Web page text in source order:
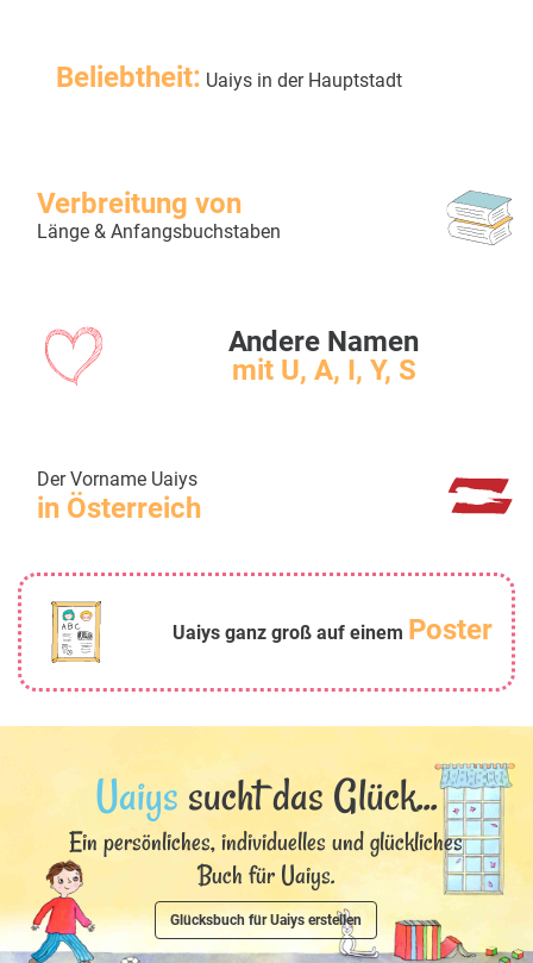
Beliebtheit: Uaiys in der Hauptstadt
Verbreitung von
Länge & Anfangsbuchstaben
Andere Namen
mit U, A, I, Y, S
Der Vorname Uaiys
in Österreich
Uaiys ganz groß auf einem Poster
Uaiys sucht das Glück...
Ein persönliches, individuelles und glückliches
Buch für Uaiys.
Glücksbuch für Uaiys erstellen